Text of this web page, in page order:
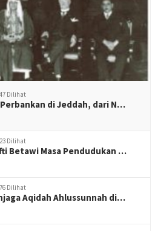
Dilihat
di Jeddah, dari N…
Dilihat
Betawi Masa Pendudukan …
Dilihat
Aqidah Ahlussunnah di…